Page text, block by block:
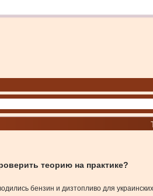
теорию на практике?
бензин и дизтопливо для